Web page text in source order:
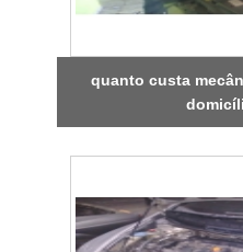
quanto custa